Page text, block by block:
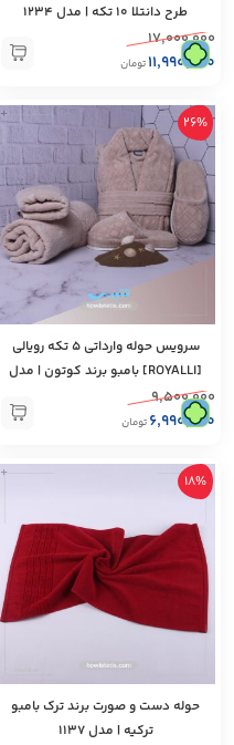
طرح دانتلا 10 تكه | مدل 1234
۱۷,۰۰۰,۰۰۰
۱۱,۹۹۰,۰۰۰ تومان
+ 26%
سرویس حوله وارداتی ۵ تكه رويالی
[ROYALLI] بامبو برند كوتون | مدل
۹,۵۰۰,۰۰۰
۶,۹۹۰,۰۰۰ تومان
+ 18%
حوله دست و صورت برند ترک بامبو
تركيه | مدل 1137